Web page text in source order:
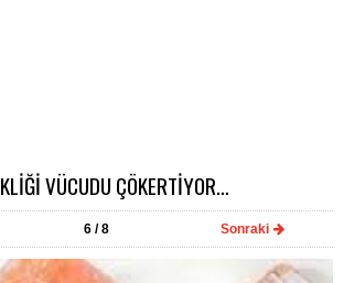
VÜCUDU ÇÖKERTİYOR…
6 / 8 Sonraki